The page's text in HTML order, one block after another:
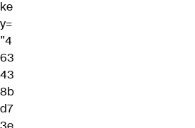
ke
y=
”4
63
43
8b
d7